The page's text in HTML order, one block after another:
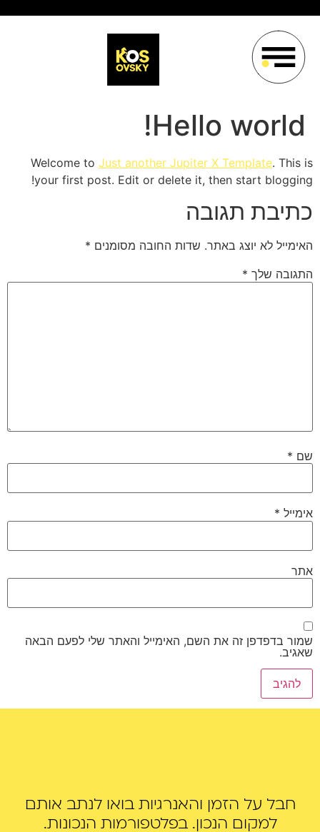
Hello world!
Welcome to Just another Jupiter X Template. This is
your first post. Edit or delete it, then start blogging!
כתיבת תגובה
האימייל לא יוצג באתר. שדות החובה מסומנים *
התגובה שלך *
שם *
אימייל *
אתר
שמור בדפדפן זה את השם, האימייל והאתר שלי לפעם הבאה
שאגיב.
חבל על הזמן והאנרגיות בואו לנתב אותם
למקום הנכון. בפלטפורמות הנכונות.